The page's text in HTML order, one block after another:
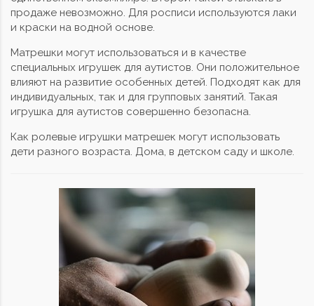
продаже невозможно. Для росписи используются лаки
и краски на водной основе.
Матрешки могут использоваться и в качестве
специальных игрушек для аутистов. Они положительное
влияют на развитие особенных детей. Подходят как для
индивидуальных, так и для групповых занятий. Такая
игрушка для аутистов совершенно безопасна.
Как ролевые игрушки матрешек могут использовать
дети разного возраста. Дома, в детском саду и школе.